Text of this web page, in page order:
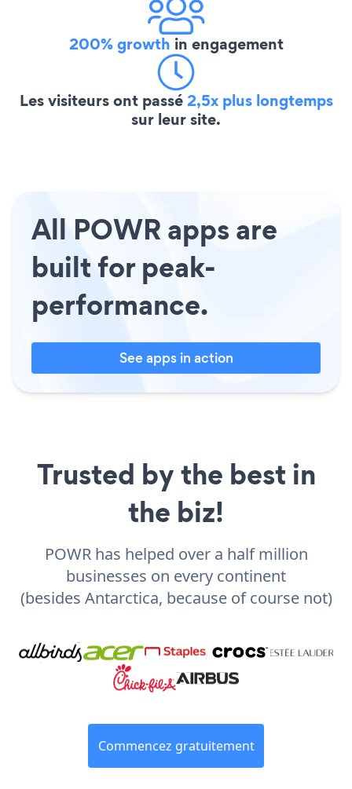
200% growth in engagement
Les visiteurs ont passé2,5x plus longtemps
sur leur site.
All POWR apps are
built for peak-
performance.
See apps in action
Trusted by the best in
the biz!
POWR has helped over a half million
businesses on every continent
(besides Antarctica, because of course not)
Commencez gratuitement